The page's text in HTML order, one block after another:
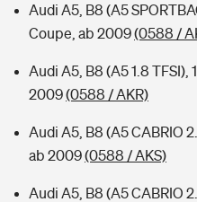
Audi A5, B8 (A5
Coupe, ab 2009(0588 /
Audi A5, B8 (A5 1.8 TFSI),
2009(0588 / AKR)
Audi A5, B8 (A5 CABRIO
ab 2009(0588 / AKS)
Audi A5, B8 (A5 CABRIO